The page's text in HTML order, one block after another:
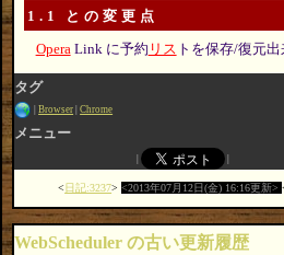
1.1 との変更点
Opera Link に予約 リス トを保存/復元
タグ
Browser Chrome
メニュー
日記:3237 2013年07月12日(金) 16:16更新
WebScheduler の古い更新履歴